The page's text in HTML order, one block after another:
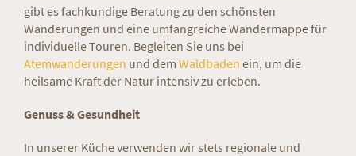
gibt es fachkundige Beratung zu den schönsten
Wanderungen und eine umfangreiche Wandermappe für
individuelle Touren. Begleiten Sie uns bei
Atemwanderungen und dem Waldbaden ein, um die
heilsame Kraft der Natur intensiv zu erleben.
Genuss & Gesundheit
In unserer Küche verwenden wir stets regionale und